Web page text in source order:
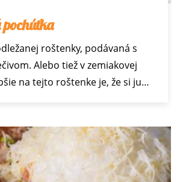
roštenky, podávaná s
Alebo tiež v zemiakovej
na tejto roštenke je, že si ju…